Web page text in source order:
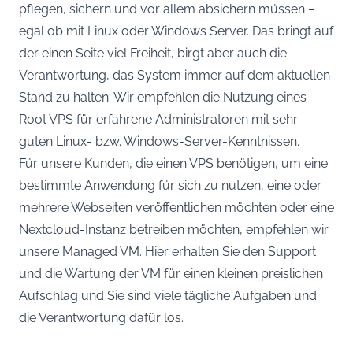
pflegen, sichern und vor allem absichern müssen –
egal ob mit Linux oder Windows Server. Das bringt auf
der einen Seite viel Freiheit, birgt aber auch die
Verantwortung, das System immer auf dem aktuellen
Stand zu halten. Wir empfehlen die Nutzung eines
Root VPS für erfahrene Administratoren mit sehr
guten Linux- bzw. Windows-Server-Kenntnissen.
Für unsere Kunden, die einen VPS benötigen, um eine
bestimmte Anwendung für sich zu nutzen, eine oder
mehrere Webseiten veröffentlichen möchten oder eine
Nextcloud-Instanz betreiben möchten, empfehlen wir
unsere Managed VM. Hier erhalten Sie den Support
und die Wartung der VM für einen kleinen preislichen
Aufschlag und Sie sind viele tägliche Aufgaben und
die Verantwortung dafür los.